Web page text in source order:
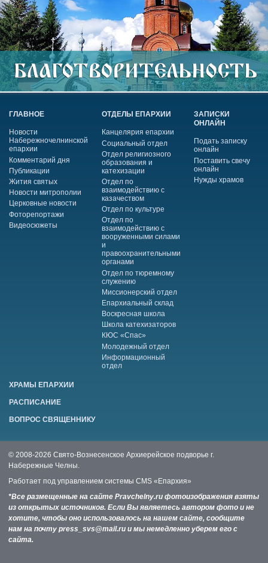
ГЛАВНОЕ
Новости
Набережночелнинской
епархии
Комментарий дня
Публикации
Жития святых
Новости митрополии
Церковные новости
Фоторепортажи
Видеосюжеты
ОТДЕЛЫ ЕПАРХИИ
Канцелярия епархии
Социальный отдел
Отдел религиозного
образования и
катехизации
Отдел по
взаимодействию с
казачеством
Отдел по культуре
Отдел по
взаимодействию с
вооруженными силами
и
правоохранительными
органами
Отдел по тюремному
служению
Миссионерский отдел
Епархиальный склад
Воскресная школа
Школа катехизаторов
КЮС «Спас»
Молодежный отдел
Информационный
отдел
ЗАПИСКИ
ОНЛАЙН
Подать записку
онлайн
Поставить свечу
онлайн
Нужды храмов
ХРАМЫ ЕПАРХИИ
РАСПИСАНИЕ
ВОПРОС СВЯЩЕННИКУ
© 2008-2026 Свято-Вознесенское Архиерейское подворье г.
Набережные Челны.
Работает под управлением системы CMS «Епархия»
*Все размещенные на сайте Pravchelny.ru фотоизображения взяты
из открытых источников. Если Вы являетесь автором фото и не
хотите, чтобы оно использовалось на нашем сайте, сообщите
нам на почту press_svs@mail.ru и мы немедленно уберем его с
сайта.